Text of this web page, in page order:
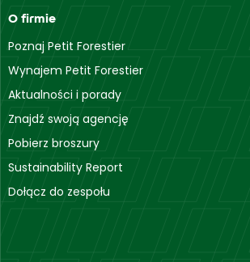
O firmie
Poznaj Petit Forestier
Wynajem Petit Forestier
Aktualności i porady
Znajdź swoją agencję
Pobierz broszury
Sustainability Report
Dołącz do zespołu